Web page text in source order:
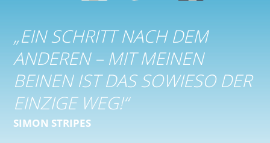
„EIN SCHRITT NACH DEM
ANDEREN – MIT MEINEN
BEINEN IST DAS SOWIESO DER
EINZIGE WEG!“
SIMON STRIPES